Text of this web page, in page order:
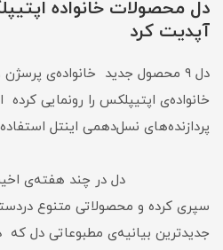
دل محصولات خانواده
آپدیت کرد
دل ۹ محصول جدید خانواده‌ی
خانواده‌ی اپتیپلکس را رونمایی
پردازند‌ه‌های نسل‌دهمی
دل در چند هفته‌ی اخیر
سپری کرده و محصولاتی متنوع
جدیدترین بیانیه‌ی مطبوعاتی دل